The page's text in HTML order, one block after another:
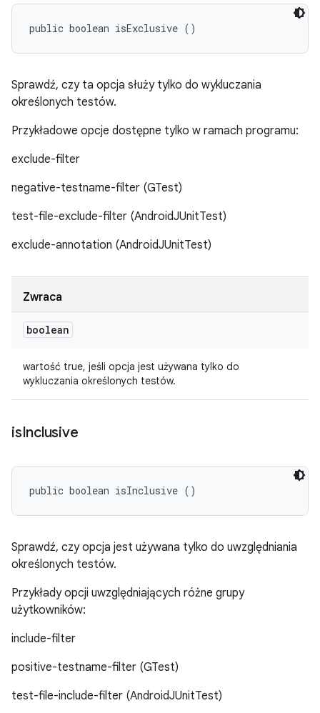
public boolean isExclusive ()
Sprawdź, czy ta opcja służy tylko do wykluczania
określonych testów.
Przykładowe opcje dostępne tylko w ramach programu:
exclude-filter
negative-testname-filter (GTest)
test-file-exclude-filter (AndroidJUnitTest)
exclude-annotation (AndroidJUnitTest)
Zwraca
boolean
wartość true, jeśli opcja jest używana tylko do
wykluczania określonych testów.
isInclusive
public boolean isInclusive ()
Sprawdź, czy opcja jest używana tylko do uwzględniania
określonych testów.
Przykłady opcji uwzględniających różne grupy
użytkowników:
include-filter
positive-testname-filter (GTest)
test-file-include-filter (AndroidJUnitTest)